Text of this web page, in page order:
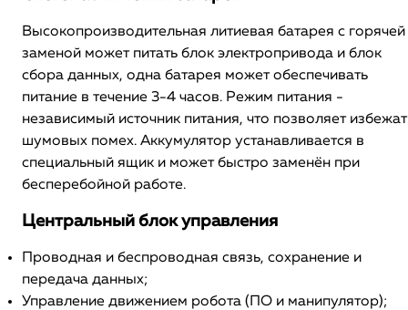
Высокопроизводительная литиевая батарея с горячей
заменой может питать блок электропривода и блок
сбора данных, одна батарея может обеспечивать
питание в течение 3-4 часов. Режим питания -
независимый источник питания, что позволяет
шумовых помех. Аккумулятор устанавливается в
специальный ящик и может быстро заменён при
бесперебойной работе.
Центральный блок управления
Проводная и беспроводная связь, сохранение и
передача данных;
Управление движением робота (ПО и манипулятор);